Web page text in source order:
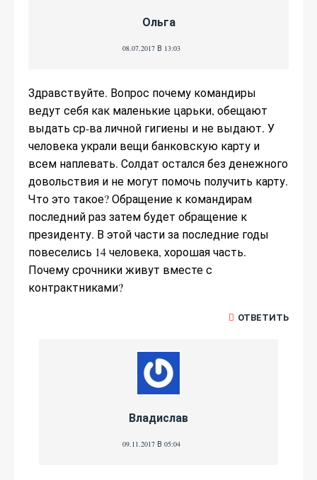
Ольга
08.07.2017 В 13:03
Здравствуйте. Вопрос почему командиры
ведут себя как маленькие царьки, обещают
выдать ср-ва личной гигиены и не выдают. У
человека украли вещи банковскую карту и
всем наплевать. Солдат остался без денежного
довольствия и не могут помочь получить карту.
Что это такое? Обращение к командирам
последний раз затем будет обращение к
президенту. В этой части за последние годы
повеселись 14 человека, хорошая часть.
Почему срочники живут вместе с
контрактниками?
ОТВЕТИТЬ
Владислав
09.11.2017 В 05:04